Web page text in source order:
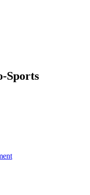
Sports